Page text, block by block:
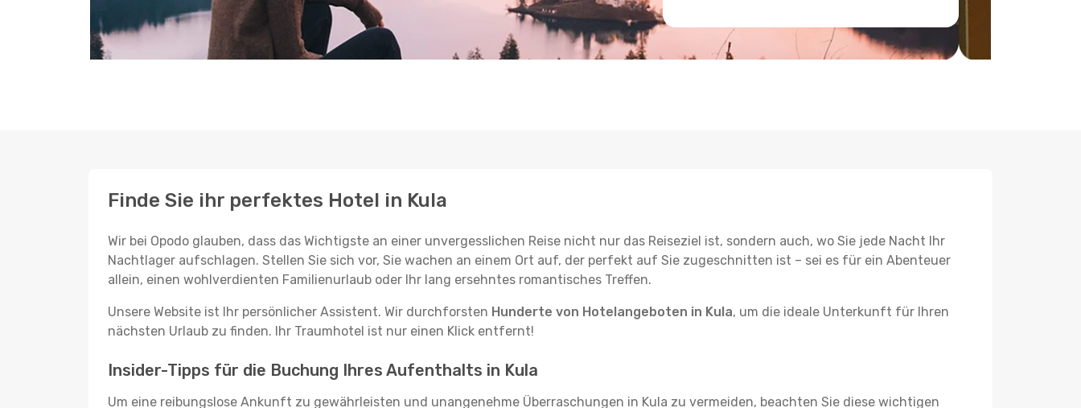
Finde Sie ihr perfektes Hotel in Kula
Wir bei Opodo glauben, dass das Wichtigste an einer unvergesslichen Reise nicht nur das Reiseziel ist, sondern auch, wo Sie jede Nacht Ihr
Nachtlager aufschlagen. Stellen Sie sich vor, Sie wachen an einem Ort auf, der perfekt auf Sie zugeschnitten ist – sei es für ein Abenteuer
allein, einen wohlverdienten Familienurlaub oder Ihr lang ersehntes romantisches Treffen.
Unsere Website ist Ihr persönlicher Assistent. Wir durchforsten Hunderte von Hotelangeboten in Kula, um die ideale Unterkunft für Ihren
nächsten Urlaub zu finden. Ihr Traumhotel ist nur einen Klick entfernt!
Insider-Tipps für die Buchung Ihres Aufenthalts in Kula
Um eine reibungslose Ankunft zu gewährleisten und unangenehme Überraschungen in Kula zu vermeiden, beachten Sie diese wichtigen